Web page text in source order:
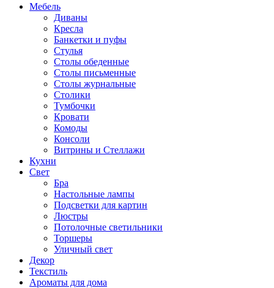
Мебель
Диваны
Кресла
Банкетки и пуфы
Стулья
Столы обеденные
Столы письменные
Столы журнальные
Столики
Тумбочки
Кровати
Комоды
Консоли
Витрины и Стеллажи
Кухни
Свет
Бра
Настольные лампы
Подсветки для картин
Люстры
Потолочные светильники
Торшеры
Уличный свет
Декор
Текстиль
Ароматы для дома